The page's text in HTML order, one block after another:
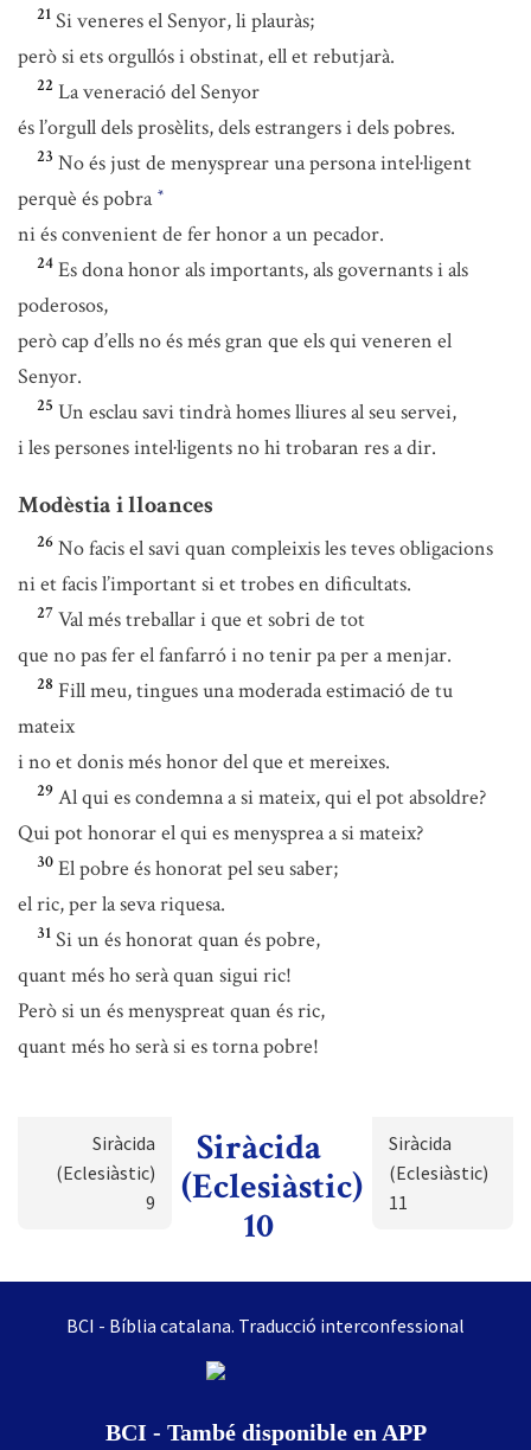
21 Si veneres el Senyor, li plauràs;
però si ets orgullós i obstinat, ell et rebutjarà.
22 La veneració del Senyor
és l’orgull dels prosèlits, dels estrangers i dels pobres.
23 No és just de menysprear una persona intel·ligent
perquè és pobra *
ni és convenient de fer honor a un pecador.
24 Es dona honor als importants, als governants i als
poderosos,
però cap d’ells no és més gran que els qui veneren el
Senyor.
25 Un esclau savi tindrà homes lliures al seu servei,
i les persones intel·ligents no hi trobaran res a dir.
Modèstia i lloances
26 No facis el savi quan compleixis les teves obligacions
ni et facis l’important si et trobes en dificultats.
27 Val més treballar i que et sobri de tot
que no pas fer el fanfarró i no tenir pa per a menjar.
28 Fill meu, tingues una moderada estimació de tu
mateix
i no et donis més honor del que et mereixes.
29 Al qui es condemna a si mateix, qui el pot absoldre?
Qui pot honorar el qui es menysprea a si mateix?
30 El pobre és honorat pel seu saber;
el ric, per la seva riquesa.
31 Si un és honorat quan és pobre,
quant més ho serà quan sigui ric!
Però si un és menyspreat quan és ric,
quant més ho serà si es torna pobre!
Siràcida
(Eclesiàstic)
9
Siràcida
(Eclesiàstic)
10
Siràcida
(Eclesiàstic)
11
BCI - Bíblia catalana. Traducció interconfessional
BCI - També disponible en APP